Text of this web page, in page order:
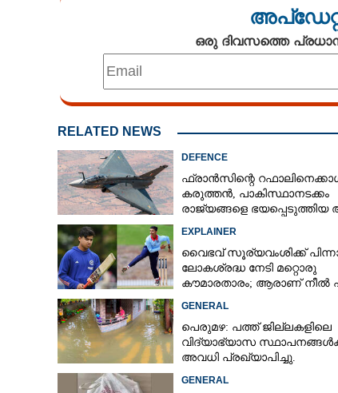
ഒരു ദിവസത്തെ
RELATED NEWS
DEFENCE
ഫ്രാൻസിന്റെ
കരുത്തൻ,​ പാകിസ്ഥാനടക്കം
രാജ്യങ്ങളെ
EXPLAINER
വൈഭവ് സൂര്യവംശിക്ക്
ലോകശ്രദ്ധ നേടി മറ്റൊരു
കൗമാരതാരം; ആരാണ് നീൽ
GENERAL
പെരുമഴ: പത്ത് ജില്ലകളിലെ
വിദ്യാഭ്യാസ
അവധി പ്രഖ്യാപിച്ചു.
GENERAL